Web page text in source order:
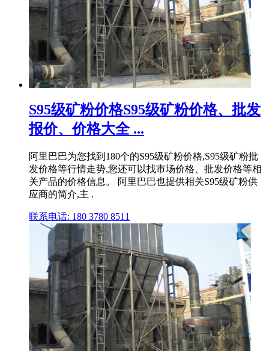
S95级矿粉价格S95级矿粉价格、批发
报价、价格大全 ...
阿里巴巴为您找到180个的S95级矿粉价格,S95级矿粉批
发价格等行情走势,您还可以找市场价格、批发价格等相
关产品的价格信息。 阿里巴巴也提供相关S95级矿粉供
应商的简介,主 .
联系电话: 180 3780 8511